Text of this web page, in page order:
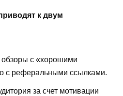
к двум
обзоры с «хорошими
с реферальными ссылками.
за счет мотивации